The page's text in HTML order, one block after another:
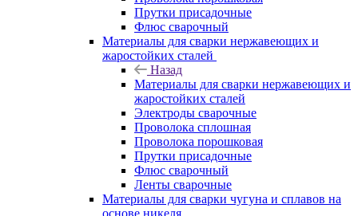
Прутки присадочные
Флюс сварочный
Материалы для сварки нержавеющих и
жаростойких сталей
Назад
Материалы для сварки нержавеющих и
жаростойких сталей
Электроды сварочные
Проволока сплошная
Проволока порошковая
Прутки присадочные
Флюс сварочный
Ленты сварочные
Материалы для сварки чугуна и сплавов на
основе никеля